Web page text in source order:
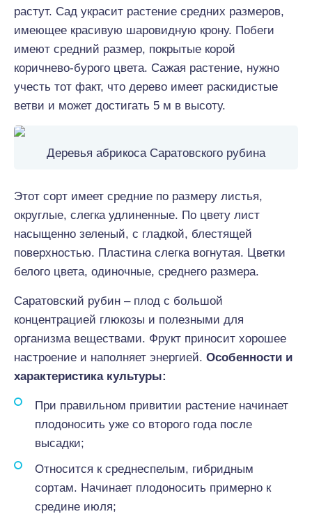
растут. Сад украсит растение средних размеров,
имеющее красивую шаровидную крону. Побеги
имеют средний размер, покрытые корой
коричнево-бурого цвета. Сажая растение, нужно
учесть тот факт, что дерево имеет раскидистые
ветви и может достигать 5 м в высоту.
Деревья абрикоса Саратовского рубина
Этот сорт имеет средние по размеру листья,
округлые, слегка удлиненные. По цвету лист
насыщенно зеленый, с гладкой, блестящей
поверхностью. Пластина слегка вогнутая. Цветки
белого цвета, одиночные, среднего размера.
Саратовский рубин – плод с большой
концентрацией глюкозы и полезными для
организма веществами. Фрукт приносит хорошее
настроение и наполняет энергией. Особенности и
характеристика культуры:
При правильном привитии растение начинает
плодоносить уже со второго года после
высадки;
Относится к среднеспелым, гибридным
сортам. Начинает плодоносить примерно к
средине июля;